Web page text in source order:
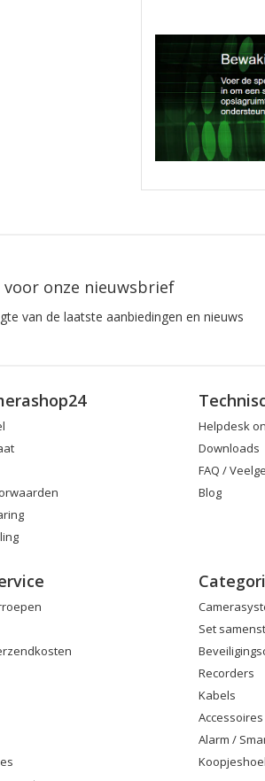
onze nieuwsbrief
van de laatste aanbiedingen en nieuws
Helpdesk
Downloads
FAQ /
Blog
Set
Recorders
Kabels
Accessoires
Alarm /